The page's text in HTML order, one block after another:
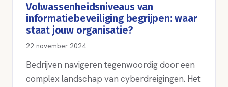
Volwassenheidsniveaus van
informatiebeveiliging begrijpen: waar
staat jouw organisatie?
22 november 2024
Bedrijven navigeren tegenwoordig door een
complex landschap van cyberdreigingen. Het